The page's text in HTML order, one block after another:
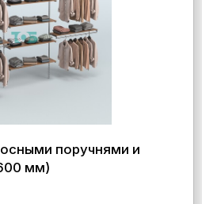
поручнями и
мм)